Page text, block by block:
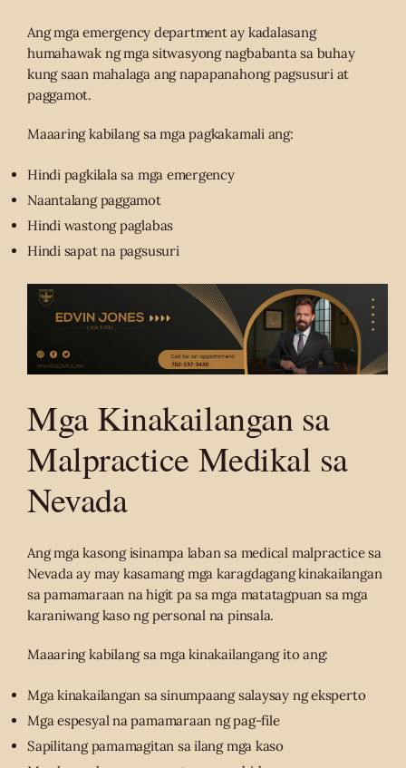
Ang mga emergency department ay kadalasang
humahawak ng mga sitwasyong nagbabanta sa buhay
kung saan mahalaga ang napapanahong pagsusuri at
paggamot.
Maaaring kabilang sa mga pagkakamali ang:
Hindi pagkilala sa mga emergency
Naantalang paggamot
Hindi wastong paglabas
Hindi sapat na pagsusuri
Mga Kinakailangan sa
Malpractice Medikal sa
Nevada
Ang mga kasong isinampa laban sa medical malpractice sa
Nevada ay may kasamang mga karagdagang kinakailangan
sa pamamaraan na higit pa sa mga matatagpuan sa mga
karaniwang kaso ng personal na pinsala.
Maaaring kabilang sa mga kinakailangang ito ang:
Mga kinakailangan sa sinumpaang salaysay ng eksperto
Mga espesyal na pamamaraan ng pag-file
Sapilitang pamamagitan sa ilang mga kaso